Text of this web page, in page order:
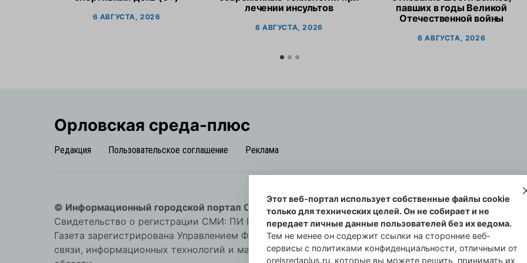
6 АВГУСТА, 2026
лечении инсультов
6 АВГУСТА, 2026
павших в годы Великой
Отечественной войны
6 АВГУСТА, 2026
Орловская cреда-плюс
Редакция Пользовательское соглашение Реклама
© Информационный городской портал Орловская cреда-плюс, 2021-2026
Свидетельство о регистрации СМИ: ПИ №57-00254 от 29 октября 2013 г.
Газета зарегистрирована Управлением Федеральной службы по надзору в сфере
связи, информационных технологий и массовых коммуникаций по Орловской
Этот веб-портал использует собственные файлы cookie
только для технических целей. Он не собирает и не
передает личные данные пользователей без их ведома.
Тем не менее он содержит ссылки на сторонние веб-
сервисы с политиками конфиденциальности, отличными от
orelsredaplus.ru, которые вы можете решить, принимать их